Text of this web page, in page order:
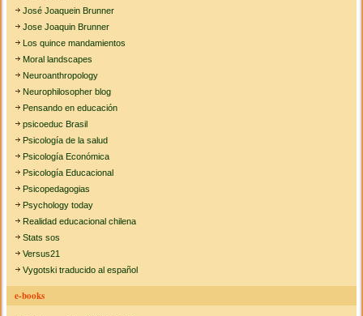
José Joaquein Brunner
Jose Joaquin Brunner
Los quince mandamientos
Moral landscapes
Neuroanthropology
Neurophilosopher blog
Pensando en educación
psicoeduc Brasil
Psicología de la salud
Psicología Económica
Psicología Educacional
Psicopedagogias
Psychology today
Realidad educacional chilena
Stats sos
Versus21
Vygotski traducido al español
e-books